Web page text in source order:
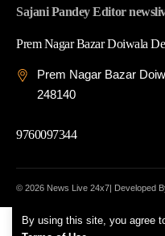
By using this site, you agree
Sajani Pandey Editor
Prem Nagar Bazar Doiwala
Prem Nagar Bazar
248140
9760097344
© 2026 News Live 24x7| Developed